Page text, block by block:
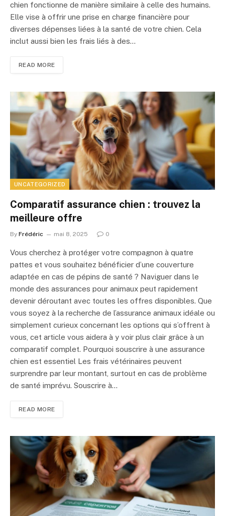
chien fonctionne de manière similaire à celle des humains.
Elle vise à offrir une prise en charge financière pour
diverses dépenses liées à la santé de votre chien. Cela
inclut aussi bien les frais liés à des…
READ MORE
UNCATEGORIZED
Comparatif assurance chien : trouvez la
meilleure offre
By Frédéric mai 8, 2025 0
Vous cherchez à protéger votre compagnon à quatre
pattes et vous souhaitez bénéficier d’une couverture
adaptée en cas de pépins de santé ? Naviguer dans le
monde des assurances pour animaux peut rapidement
devenir déroutant avec toutes les offres disponibles. Que
vous soyez à la recherche de l’assurance animaux idéale ou
simplement curieux concernant les options qui s’offrent à
vous, cet article vous aidera à y voir plus clair grâce à un
comparatif complet. Pourquoi souscrire à une assurance
chien est essentiel Les frais vétérinaires peuvent
surprendre par leur montant, surtout en cas de problème
de santé imprévu. Souscrire à…
READ MORE